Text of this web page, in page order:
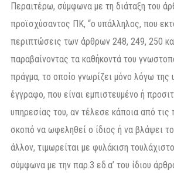
Περαιτέρω, σύμφωνα με τη διάταξη του
προϊσχύσαντος ΠΚ, “ο υπάλληλος, που
περιπτώσεις των άρθρων 248, 249, 250
παραβαίνοντας τα καθήκοντά του
πράγμα, το οποίο γνωρίζει μόνο λόγω της
έγγραφο, που είναι εμπιστευμένο ή
υπηρεσίας του, αν τέλεσε κάποια από τις
σκοπό να ωφεληθεί ο ίδιος ή να βλάψει
άλλον, τιμωρείται με φυλάκιση
σύμφωνα με την παρ.3 εδ.α’ του ίδιου